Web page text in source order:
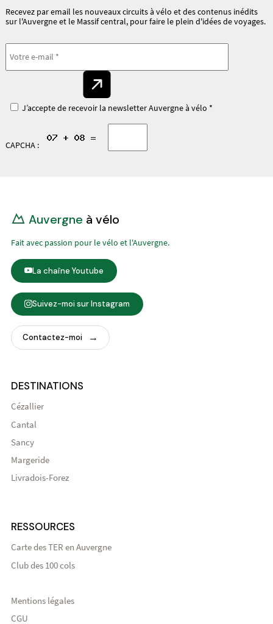
Recevez par email les nouveaux circuits à vélo et des contenus inédits
sur l'Auvergne et le Massif central, pour faire le plein d'idées de voyages.
J’accepte de recevoir la newsletter Auvergne à vélo *
CAPCHA :
Auvergne à vélo
Fait avec passion pour le vélo et l'Auvergne.
La chaîne Youtube
Suivez-moi sur Instagram
Contactez-moi
DESTINATIONS
Cézallier
Cantal
Sancy
Margeride
Livradois-Forez
RESSOURCES
Carte des TER en Auvergne
Club des 100 cols
Mentions légales
CGU